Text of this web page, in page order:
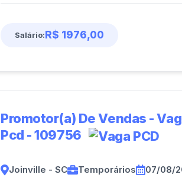
Salário:R$ 1976,00
Promotor(a) De Vendas -
Pcd - 109756
Joinville - SC Temporários 07/08/